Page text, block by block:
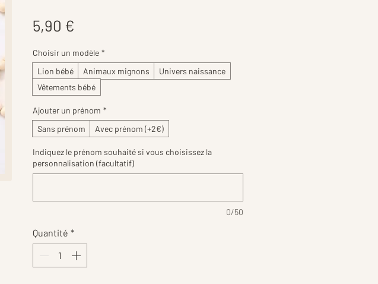
5,90 €
Choisir un modèle *
Lion bébé
Animaux mignons
Univers naissance
Vêtements bébé
Ajouter un prénom *
Sans prénom
Avec prénom (+2€)
Indiquez le prénom souhaité si vous choisissez la
personnalisation (facultatif)
0/50
Quantité *